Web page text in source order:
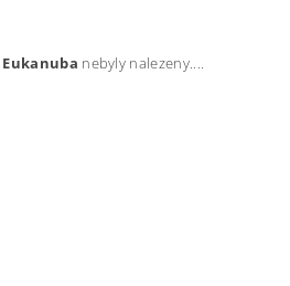
Eukanuba nebyly nalezeny....